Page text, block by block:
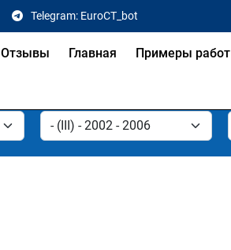
Telegram: EuroCT_bot
Отзывы Главная Примеры работ